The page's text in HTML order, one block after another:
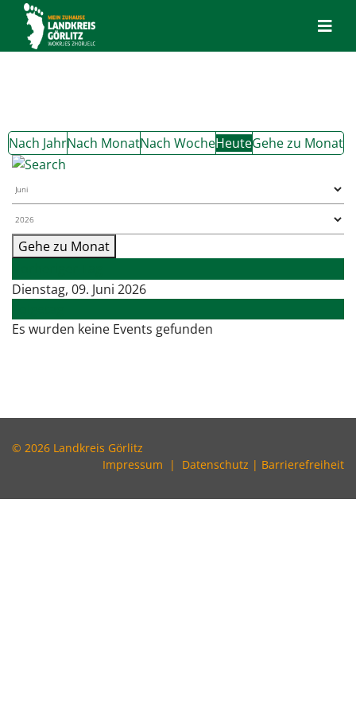
Nach JahrNach MonatNach WocheHeuteGehe zu Monat
Gehe zu Monat
Dienstag, 09. Juni 2026
Es wurden keine Events gefunden
© 2026 Landkreis Görlitz
Impressum | Datenschutz | Barrierefreiheit